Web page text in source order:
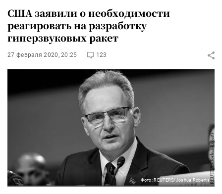
США заявили о необходимости
реагировать на разработку
гиперзвуковых ракет
27 февраля 2020, 20:25 123
Фото: REUTERS/Joshua Roberts